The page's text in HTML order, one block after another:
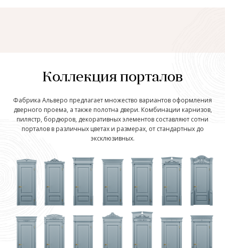
Коллекция порталов
Фабрика Альверо предлагает множество вариантов оформления
дверного проема, а также полотна двери. Комбинации карнизов,
пилястр, бордюров, декоративных элементов составляют сотни
порталов в различных цветах и размерах, от стандартных до
эксклюзивных.